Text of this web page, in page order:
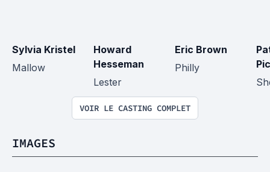
Sylvia Kristel
Mallow
Howard
Hesseman
Lester
Eric Brown
Philly
VOIR LE CASTING COMPLET
IMAGES